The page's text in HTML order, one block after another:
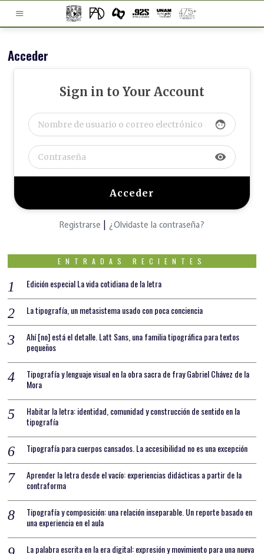
Acceder
Sign in to Your Account
face
visibility
Registrarse ¿Olvidaste la contraseña?
ENTRADAS RECIENTES
Edición especial La vida cotidiana de la letra
La tipografía, un metasistema usado con poca conciencia
Ahí [no] está el detalle. Latt Sans, una familia tipográfica para textos
pequeños
Tipografía y lenguaje visual en la obra sacra de fray Gabriel Chávez de la
Mora
Habitar la letra: identidad, comunidad y construcción de sentido en la
tipografía
Tipografía para cuerpos cansados. La accesibilidad no es una excepción
Aprender la letra desde el vacío: experiencias didácticas a partir de la
contraforma
Tipografía y composición: una relación inseparable. Un reporte basado en
una experiencia en el aula
La palabra escrita en la era digital: expresión y movimiento para una nueva